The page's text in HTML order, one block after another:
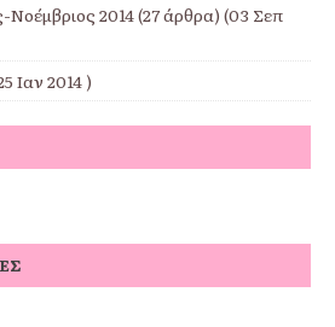
Νοέμβριος 2014(27 άρθρα) (03 Σεπ
Ιαν 2014 )